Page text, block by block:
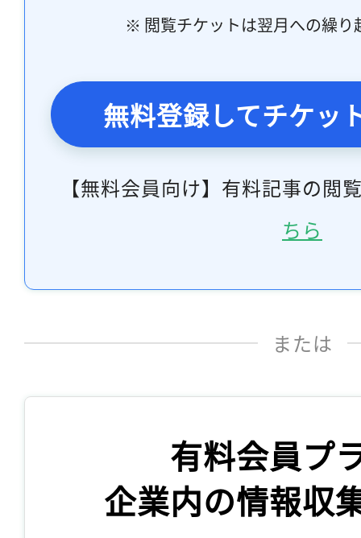
※ 閲覧チケットは翌月への繰り
無料登録してチケッ
【無料会員向け】有料記事の閲
ちら
または
有料会員プ
企業内の情報収